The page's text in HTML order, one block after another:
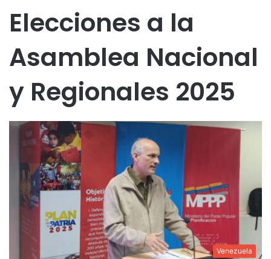
Elecciones a la
Asamblea Nacional
y Regionales 2025
Venezuela